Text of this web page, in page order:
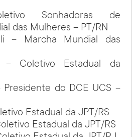
Sonhadoras de
das Mulheres – PT/RN
– Marcha Mundial das
– Coletivo Estadual da
Presidente do DCE UCS –
Estadual da JPT/RS
Estadual da JPT/RS